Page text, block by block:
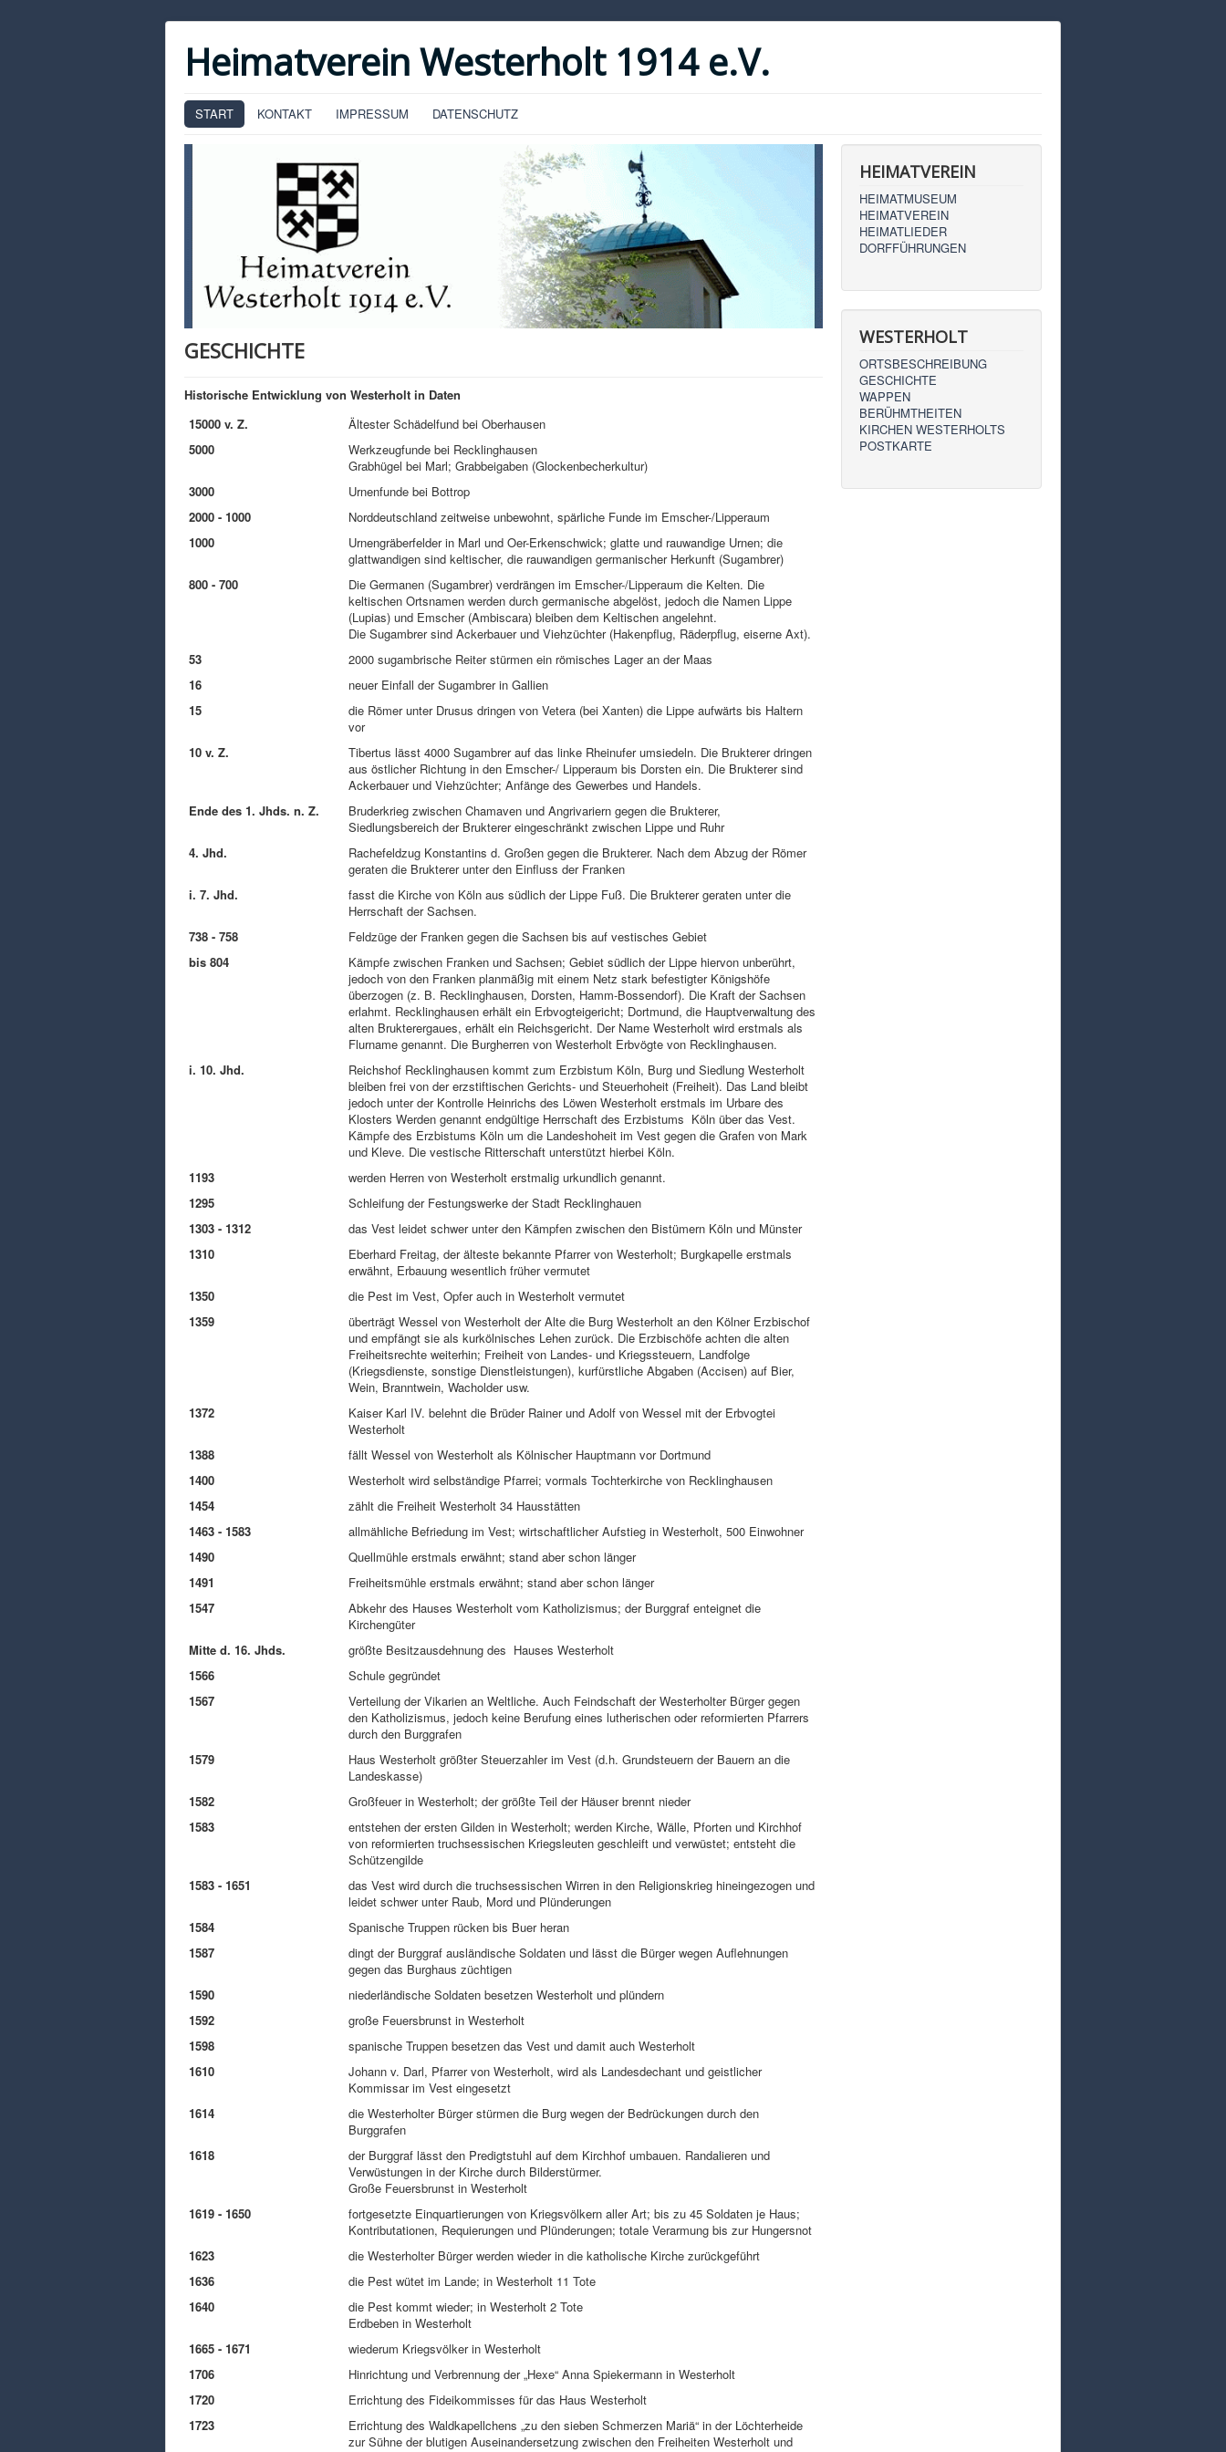
Heimatverein Westerholt 1914 e.V.
START KONTAKT IMPRESSUM DATENSCHUTZ
GESCHICHTE
Historische Entwicklung von Westerholt in Daten
15000 v. Z.
Ältester Schädelfund bei Oberhausen
5000
Werkzeugfunde bei Recklinghausen
Grabhügel bei Marl; Grabbeigaben (Glockenbecherkultur)
3000
Urnenfunde bei Bottrop
2000 - 1000
Norddeutschland zeitweise unbewohnt, spärliche Funde im Emscher-/Lipperaum
1000
Urnengräberfelder in Marl und Oer-Erkenschwick; glatte und rauwandige Urnen; die
glattwandigen sind keltischer, die rauwandigen germanischer Herkunft (Sugambrer)
800 - 700
Die Germanen (Sugambrer) verdrängen im Emscher-/Lipperaum die Kelten. Die
keltischen Ortsnamen werden durch germanische abgelöst, jedoch die Namen Lippe
(Lupias) und Emscher (Ambiscara) bleiben dem Keltischen angelehnt.
Die Sugambrer sind Ackerbauer und Viehzüchter (Hakenpflug, Räderpflug, eiserne Axt).
53
2000 sugambrische Reiter stürmen ein römisches Lager an der Maas
16
neuer Einfall der Sugambrer in Gallien
15
die Römer unter Drusus dringen von Vetera (bei Xanten) die Lippe aufwärts bis Haltern
vor
10 v. Z.
Tibertus lässt 4000 Sugambrer auf das linke Rheinufer umsiedeln. Die Brukterer dringen
aus östlicher Richtung in den Emscher-/ Lipperaum bis Dorsten ein. Die Brukterer sind
Ackerbauer und Viehzüchter; Anfänge des Gewerbes und Handels.
Ende des 1. Jhds. n. Z.
Bruderkrieg zwischen Chamaven und Angrivariern gegen die Brukterer,
Siedlungsbereich der Brukterer eingeschränkt zwischen Lippe und Ruhr
4. Jhd.
Rachefeldzug Konstantins d. Großen gegen die Brukterer. Nach dem Abzug der Römer
geraten die Brukterer unter den Einfluss der Franken
i. 7. Jhd.
fasst die Kirche von Köln aus südlich der Lippe Fuß. Die Brukterer geraten unter die
Herrschaft der Sachsen.
738 - 758
Feldzüge der Franken gegen die Sachsen bis auf vestisches Gebiet
bis 804
Kämpfe zwischen Franken und Sachsen; Gebiet südlich der Lippe hiervon unberührt,
jedoch von den Franken planmäßig mit einem Netz stark befestigter Königshöfe
überzogen (z. B. Recklinghausen, Dorsten, Hamm-Bossendorf). Die Kraft der Sachsen
erlahmt. Recklinghausen erhält ein Erbvogteigericht; Dortmund, die Hauptverwaltung des
alten Brukterergaues, erhält ein Reichsgericht. Der Name Westerholt wird erstmals als
Flurname genannt. Die Burgherren von Westerholt Erbvögte von Recklinghausen.
i. 10. Jhd.
Reichshof Recklinghausen kommt zum Erzbistum Köln, Burg und Siedlung Westerholt
bleiben frei von der erzstiftischen Gerichts- und Steuerhoheit (Freiheit). Das Land bleibt
jedoch unter der Kontrolle Heinrichs des Löwen Westerholt erstmals im Urbare des
Klosters Werden genannt endgültige Herrschaft des Erzbistums Köln über das Vest.
Kämpfe des Erzbistums Köln um die Landeshoheit im Vest gegen die Grafen von Mark
und Kleve. Die vestische Ritterschaft unterstützt hierbei Köln.
1193
werden Herren von Westerholt erstmalig urkundlich genannt.
1295
Schleifung der Festungswerke der Stadt Recklinghauen
1303 - 1312
das Vest leidet schwer unter den Kämpfen zwischen den Bistümern Köln und Münster
1310
Eberhard Freitag, der älteste bekannte Pfarrer von Westerholt; Burgkapelle erstmals
erwähnt, Erbauung wesentlich früher vermutet
1350
die Pest im Vest, Opfer auch in Westerholt vermutet
1359
überträgt Wessel von Westerholt der Alte die Burg Westerholt an den Kölner Erzbischof
und empfängt sie als kurkölnisches Lehen zurück. Die Erzbischöfe achten die alten
Freiheitsrechte weiterhin; Freiheit von Landes- und Kriegssteuern, Landfolge
(Kriegsdienste, sonstige Dienstleistungen), kurfürstliche Abgaben (Accisen) auf Bier,
Wein, Branntwein, Wacholder usw.
1372
Kaiser Karl IV. belehnt die Brüder Rainer und Adolf von Wessel mit der Erbvogtei
Westerholt
1388
fällt Wessel von Westerholt als Kölnischer Hauptmann vor Dortmund
1400
Westerholt wird selbständige Pfarrei; vormals Tochterkirche von Recklinghausen
1454
zählt die Freiheit Westerholt 34 Hausstätten
1463 - 1583
allmähliche Befriedung im Vest; wirtschaftlicher Aufstieg in Westerholt, 500 Einwohner
1490
Quellmühle erstmals erwähnt; stand aber schon länger
1491
Freiheitsmühle erstmals erwähnt; stand aber schon länger
1547
Abkehr des Hauses Westerholt vom Katholizismus; der Burggraf enteignet die
Kirchengüter
Mitte d. 16. Jhds.
größte Besitzausdehnung des Hauses Westerholt
1566
Schule gegründet
1567
Verteilung der Vikarien an Weltliche. Auch Feindschaft der Westerholter Bürger gegen
den Katholizismus, jedoch keine Berufung eines lutherischen oder reformierten Pfarrers
durch den Burggrafen
1579
Haus Westerholt größter Steuerzahler im Vest (d.h. Grundsteuern der Bauern an die
Landeskasse)
1582
Großfeuer in Westerholt; der größte Teil der Häuser brennt nieder
1583
entstehen der ersten Gilden in Westerholt; werden Kirche, Wälle, Pforten und Kirchhof
von reformierten truchsessischen Kriegsleuten geschleift und verwüstet; entsteht die
Schützengilde
1583 - 1651
das Vest wird durch die truchsessischen Wirren in den Religionskrieg hineingezogen und
leidet schwer unter Raub, Mord und Plünderungen
1584
Spanische Truppen rücken bis Buer heran
1587
dingt der Burggraf ausländische Soldaten und lässt die Bürger wegen Auflehnungen
gegen das Burghaus züchtigen
1590
niederländische Soldaten besetzen Westerholt und plündern
1592
große Feuersbrunst in Westerholt
1598
spanische Truppen besetzen das Vest und damit auch Westerholt
1610
Johann v. Darl, Pfarrer von Westerholt, wird als Landesdechant und geistlicher
Kommissar im Vest eingesetzt
1614
die Westerholter Bürger stürmen die Burg wegen der Bedrückungen durch den
Burggrafen
1618
der Burggraf lässt den Predigtstuhl auf dem Kirchhof umbauen. Randalieren und
Verwüstungen in der Kirche durch Bilderstürmer.
Große Feuersbrunst in Westerholt
1619 - 1650
fortgesetzte Einquartierungen von Kriegsvölkern aller Art; bis zu 45 Soldaten je Haus;
Kontributationen, Requierungen und Plünderungen; totale Verarmung bis zur Hungersnot
1623
die Westerholter Bürger werden wieder in die katholische Kirche zurückgeführt
1636
die Pest wütet im Lande; in Westerholt 11 Tote
1640
die Pest kommt wieder; in Westerholt 2 Tote
Erdbeben in Westerholt
1665 - 1671
wiederum Kriegsvölker in Westerholt
1706
Hinrichtung und Verbrennung der „Hexe“ Anna Spiekermann in Westerholt
1720
Errichtung des Fideikommisses für das Haus Westerholt
1723
Errichtung des Waldkapellchens „zu den sieben Schmerzen Mariä“ in der Löchterheide
zur Sühne der blutigen Auseinandersetzung zwischen den Freiheiten Westerholt und
HEIMATVEREIN
HEIMATMUSEUM
HEIMATVEREIN
HEIMATLIEDER
DORFFÜHRUNGEN
WESTERHOLT
ORTSBESCHREIBUNG
GESCHICHTE
WAPPEN
BERÜHMTHEITEN
KIRCHEN WESTERHOLTS
POSTKARTE